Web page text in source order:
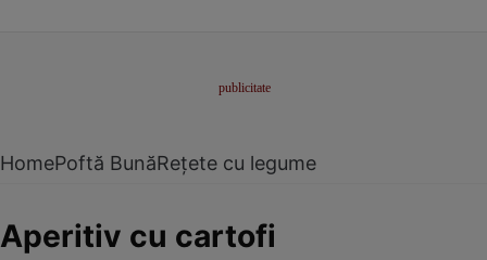
HomePoftă BunăRețete cu legume
Aperitiv cu cartofi